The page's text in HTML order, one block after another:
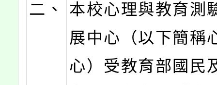
二、
本校心理與教育測
展中心（以下簡稱
心）受教育部國民